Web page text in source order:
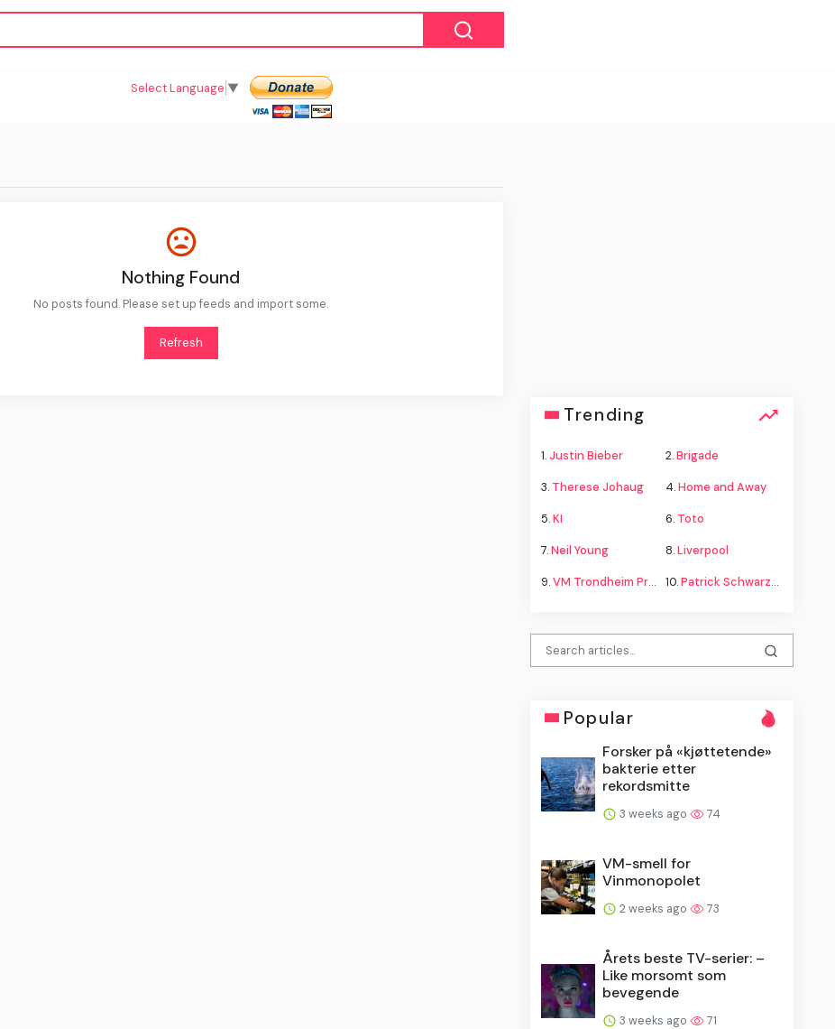
Select Language ▼
Nothing Found
No posts found. Please set up feeds and import some.
Refresh
Trending
1.Justin Bieber 2.Brigade
3. Therese Johaug 4.Home and Away
5.KI 6. Toto
7.Neil Young 8.Liverpool
9.VM Trondheim Program 10.Patrick Schwarzenegger
Popular
Forsker på «kjøttetende»
bakterie etter
rekordsmitte
3 weeks ago 74
VM-smell for
Vinmonopolet
2 weeks ago 73
Årets beste TV-serier: –
Like morsomt som
bevegende
3 weeks ago 71